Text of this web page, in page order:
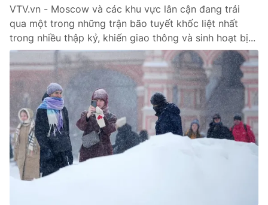
VTV.vn - Moscow và các khu vực lân cận đang trải
qua một trong những trận bão tuyết khốc liệt nhất
trong nhiều thập kỷ, khiến giao thông và sinh hoạt bị...